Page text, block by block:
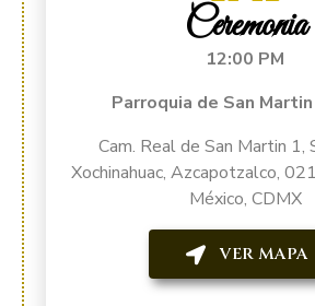
Ceremonia
12:00 PM
Parroquia de San
Cam. Real de San Martin 1,
Xochinahuac, Azcapotzalco,
México, CDMX
VER MAPA